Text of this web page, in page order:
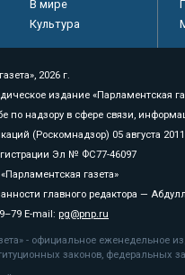
В мире
Культура
2026 г.
издание «Парламентская
по надзору в сфере связи,
(Роскомнадзор) 05 августа
Эл № ФС77-46097
газета»
главного редактора —
E-mail: pg@pnp.ru
- официальное еженедельное
законов, федеральных